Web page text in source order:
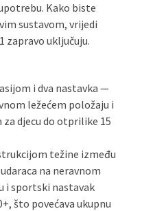
Kako biste
sustavom, vrijedi
zapravo uključuju.
i dva nastavka —
ležećem položaju i
djecu do otprilike 15
težine između
na neravnom
i sportski nastavak
što povećava ukupnu